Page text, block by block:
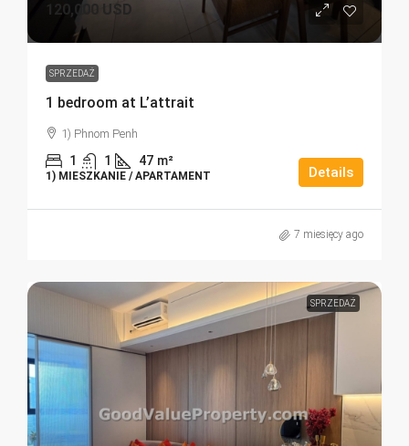
120,000 USD
SPRZEDAŻ
1 bedroom at L’attrait
1) Phnom Penh
1 1 47 m²
1) MIESZKANIE / APARTAMENT Details
7 miesięcy ago
SPRZEDAŻ